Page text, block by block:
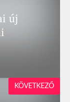
új
KÖVETKEZŐ